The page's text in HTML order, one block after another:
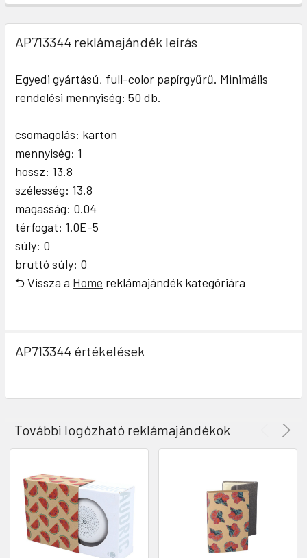
AP713344 reklámajándék leírás
Egyedi gyártású, full-color papírgyűrű. Minimális
rendelési mennyiség: 50 db.
csomagolás: karton
mennyiség: 1
hossz: 13.8
szélesség: 13.8
magasság: 0.04
térfogat: 1.0E-5
súly: 0
bruttó súly: 0
⮌ Vissza a Home reklámajándék kategóriára
AP713344 értékelések
További logózható reklámajándékok